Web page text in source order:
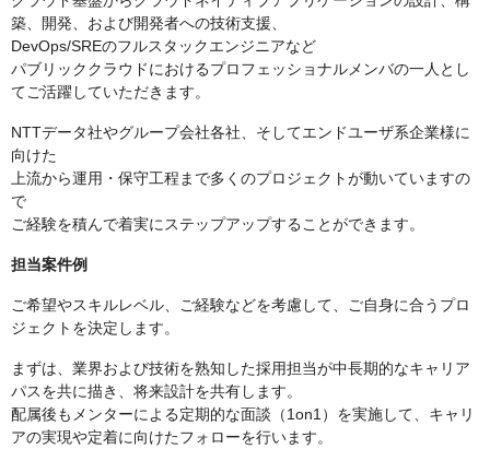
築、開発、および開発者への技術支援、
DevOps/SREのフルスタックエンジニアなど
パブリッククラウドにおけるプロフェッショナルメンバの一人とし
てご活躍していただきます。
NTTデータ社やグループ会社各社、そしてエンドユーザ系企業様に
向けた
上流から運用・保守工程まで多くのプロジェクトが動いていますの
で
ご経験を積んで着実にステップアップすることができます。
担当案件例
ご希望やスキルレベル、ご経験などを考慮して、ご自身に合うプロ
ジェクトを決定します。
まずは、業界および技術を熟知した採用担当が中長期的なキャリア
パスを共に描き、将来設計を共有します。
配属後もメンターによる定期的な面談（1on1）を実施して、キャリ
アの実現や定着に向けたフォローを行います。